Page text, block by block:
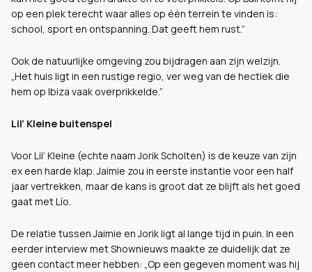
op een plek terecht waar alles op één terrein te vinden is:
school, sport en ontspanning. Dat geeft hem rust.”
Ook de natuurlijke omgeving zou bijdragen aan zijn welzijn.
„Het huis ligt in een rustige regio, ver weg van de hectiek die
hem op Ibiza vaak overprikkelde.”
Lil’ Kleine buitenspel
Voor Lil’ Kleine (echte naam Jorik Scholten) is de keuze van zijn
ex een harde klap. Jaimie zou in eerste instantie voor een half
jaar vertrekken, maar de kans is groot dat ze blijft als het goed
gaat met Lío.
De relatie tussen Jaimie en Jorik ligt al lange tijd in puin. In een
eerder interview met Shownieuws maakte ze duidelijk dat ze
geen contact meer hebben: „Op een gegeven moment was hij